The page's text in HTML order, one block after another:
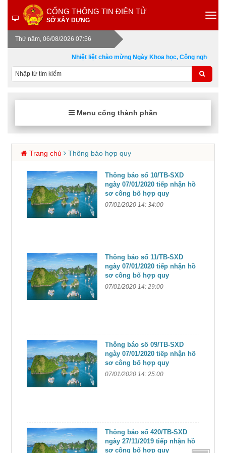
CỔNG THÔNG TIN ĐIỆN TỬ
SỞ XÂY DỰNG
Thứ năm, 06/08/2026 07:56
Nhiệt liệt chào mừng Ngày Khoa học, Công nghệ và
Menu cổng thành phần
Trang chủ Thông báo hợp quy
Thông báo số 10/TB-SXD
ngày 07/01/2020 tiếp nhận hồ
sơ công bố hợp quy
07/01/2020 14: 34:00
Thông báo số 11/TB-SXD
ngày 07/01/2020 tiếp nhận hồ
sơ công bố hợp quy
07/01/2020 14: 29:00
Thông báo số 09/TB-SXD
ngày 07/01/2020 tiếp nhận hồ
sơ công bố hợp quy
07/01/2020 14: 25:00
Thông báo số 420/TB-SXD
ngày 27/11/2019 tiếp nhận hồ
sơ công bố hợp quy